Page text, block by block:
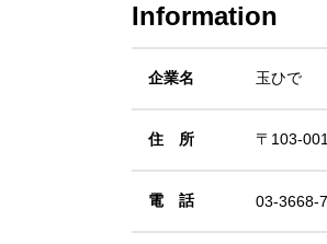
Information
企業名 玉ひで
住 所 〒103-
電 話 03-3668-